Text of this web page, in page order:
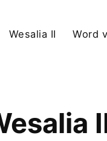
Wesalia II Word